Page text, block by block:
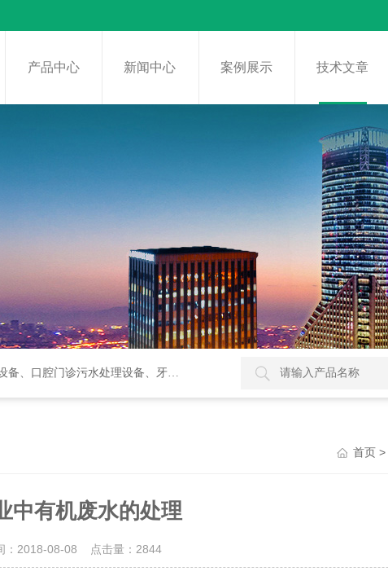
产品中心 新闻中心 案例展示 技术文章
、牙科诊所污水处理设备、次氯酸发生器
首页 >
中有机废水的处理
：2018-08-08 点击量： 2844